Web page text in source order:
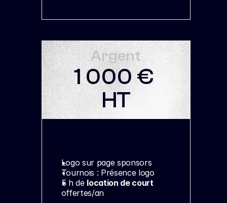
Argent
1 000 €
HT
Logo sur page sponsors
Tournois : Présence logo
5 h de location de court
offertes/an